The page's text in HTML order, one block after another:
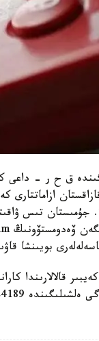
ق ح ر - داعى
بويىنشا
قالالارىندا